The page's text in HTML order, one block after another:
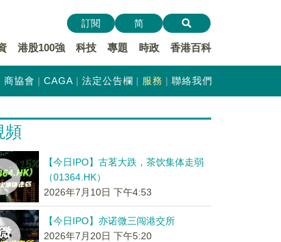
港股100強 科技 專題 時政 香港百科
訂閱 简
商協會 CAGA 法定公告欄 服務 聯絡我們
頻
【今日IPO】古茗大跌，茶饮集体走弱
（01364.HK）
2026年7月10日 下午4:53
【今日IPO】亦诺微三闯港交所
2026年7月20日 下午5:20